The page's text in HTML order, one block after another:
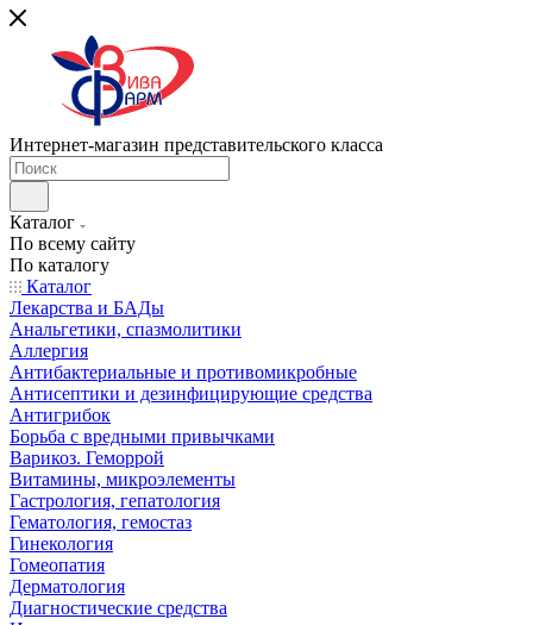
Интернет-магазин представительского класса
Каталог
По всему сайту
По каталогу
Каталог
Лекарства и БАДы
Анальгетики, спазмолитики
Аллергия
Антибактериальные и противомикробные
Антисептики и дезинфицирующие средства
Антигрибок
Борьба с вредными привычками
Варикоз. Геморрой
Витамины, микроэлементы
Гастрология, гепатология
Гематология, гемостаз
Гинекология
Гомеопатия
Дерматология
Диагностические средства